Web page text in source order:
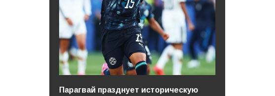
Парагвай празднует историческую